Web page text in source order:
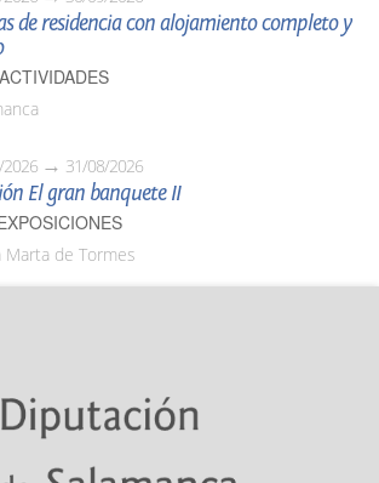
de residencia con alojamiento completo y
31/08/2026
El gran banquete II
Marta de Tormes